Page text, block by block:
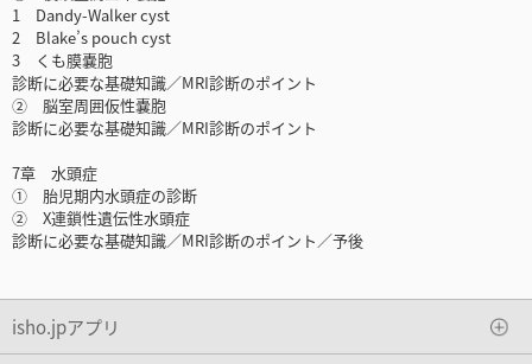
1 Dandy-Walker cyst
2 Blake’s pouch cyst
3 くも膜嚢胞
診断に必要な基礎知識／MRI診断のポイント
② 脳室周囲仮性嚢胞
診断に必要な基礎知識／MRI診断のポイント
7章 水頭症
① 胎児期内水頭症の診断
② X連鎖性遺伝性水頭症
診断に必要な基礎知識／MRI診断のポイント／予後
isho.jpアプリ